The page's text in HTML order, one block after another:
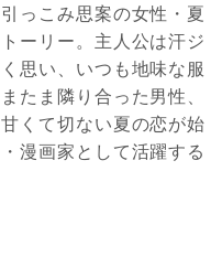
っこみ思案の女性・夏
ーリー。主人公は汗ジ
思い、いつも地味な服
たま隣り合った男性、
くて切ない夏の恋が始
漫画家として活躍する